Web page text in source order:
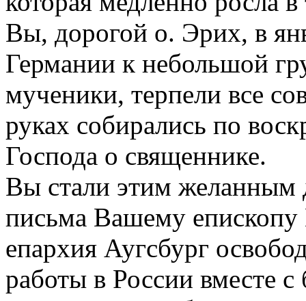
Вы, дорогой о. Эрих, в
Германии к небольшой
мученики, терпели все
руках собирались по
Господа о священнике.
Вы стали этим желанным
письма Вашему
епархия Аугсбург
работы в России вместе